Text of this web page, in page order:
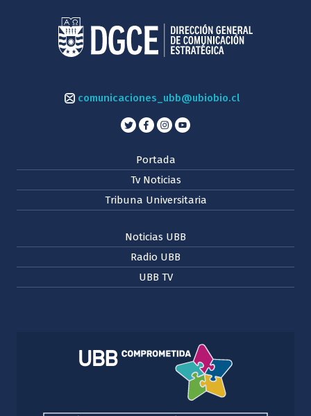
comunicaciones_ubb@ubiobio.cl
Portada
Tv Noticias
Tribuna Universitaria
Noticias UBB
Radio UBB
UBB TV